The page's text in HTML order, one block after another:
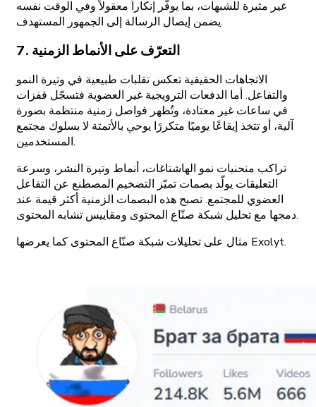
غير مثيرة للشبهات، بما يوفّر إنكاراً معقولاً وفي الوقت نفسه
يضمن إيصال الرسالة إلى الجمهور المستهدف.
7. التعرّف على الأنماط الزمنية
الاتجاهات الحقيقية تعكس تقلبات طبيعية في وتيرة النمو
والتفاعل. أما الدفعات الترويجية غير العضوية فتسجّل قفزات
في ساعات غير معتادة، وتُظهر فواصل زمنية منتظمة بصورة
آلية، أو تتخذ إيقاعًا يوميًا متكررًا يوحي بالأتمتة لا بسلوك مجتمع
المستخدمين.
تراكب منحنيات نمو الهاشتاغات، أنماط وتيرة النشر، وسرعة
التعليقات يولّد بصمات تميّز التضخيم المصطنع عن التفاعل
العضوي للمجتمع. تصبح هذه البصمات الزمنية أكثر قيمة عند
دمجها مع تحليل شبكة صنّاع المحتوى ومقاييس تشابه المحتوى.
مثال على تحليلات شبكة صنّاع المحتوى كما يعرضها Exolyt.